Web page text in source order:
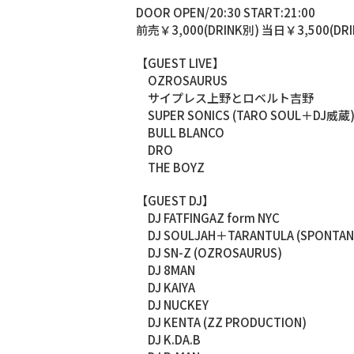
DOOR OPEN/20:30 START:21:00
前売￥3,000(DRINK別) 当日￥
【GUEST LIVE】
OZROSAURUS
サイプレス上野とロベルト吉野
SUPER SONICS (TARO SOUL＋DJ威蔵)
BULL BLANCO
DRO
THE BOYZ
【GUEST DJ】
DJ FATFINGAZ form NYC
DJ SOULJAH＋TARANTULA
DJ SN-Z (OZROSAURUS)
DJ 8MAN
DJ KAIYA
DJ NUCKEY
DJ KENTA (ZZ PRODUCTION)
DJ K.DA.B